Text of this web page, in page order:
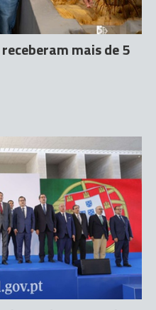
mais de 5